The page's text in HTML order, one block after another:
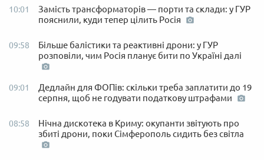
10:01
Замість трансформаторів — порти та склади: у ГУР
пояснили, куди тепер цілить Росія
09:58
Більше балістики та реактивні дрони: у ГУР
розповіли, чим Росія планує бити по Україні далі
09:01
Дедлайн для ФОПів: скільки треба заплатити до 19
серпня, щоб не годувати податкову штрафами
08:58
Нічна дискотека в Криму: окупанти звітують про
збиті дрони, поки Сімферополь сидить без світла